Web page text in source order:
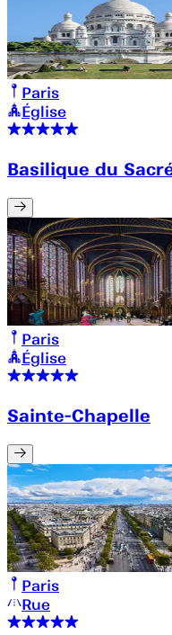
Paris
Église
Basilique du
Paris
Église
Sainte-Chapelle
Paris
Rue